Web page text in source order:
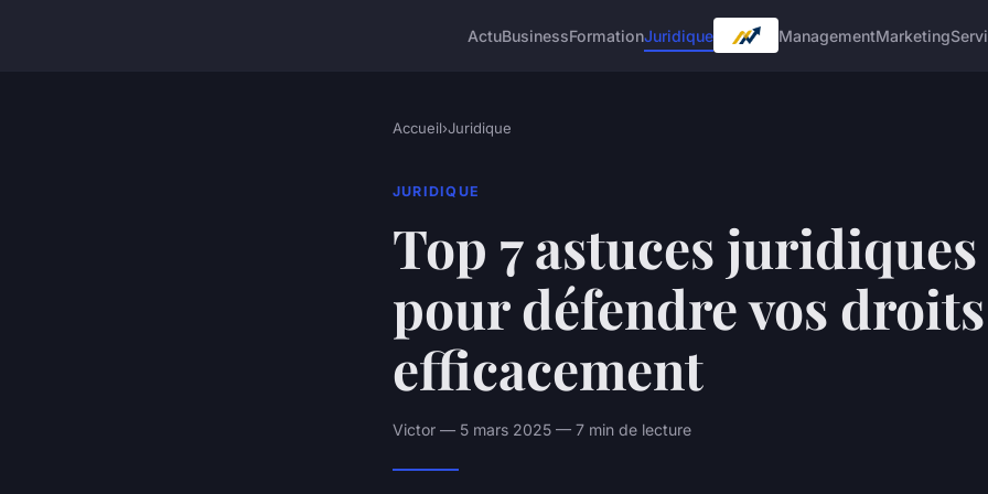
ActuBusinessFormationJuridique ManagementMarketing
Accueil›Juridique
JURIDIQUE
Top 7 astuces juridiques
pour défendre vos droits
efficacement
Victor — 5 mars 2025 — 7 min de lecture